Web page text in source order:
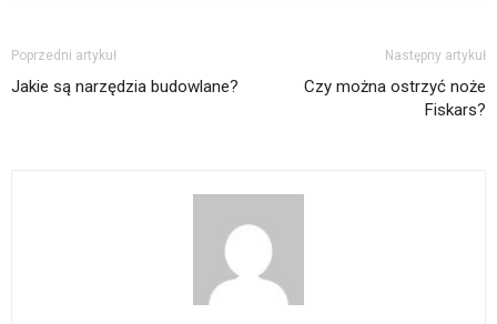
Poprzedni artykuł
Jakie są narzędzia budowlane?
Następny artykuł
Czy można ostrzyć noże
Fiskars?